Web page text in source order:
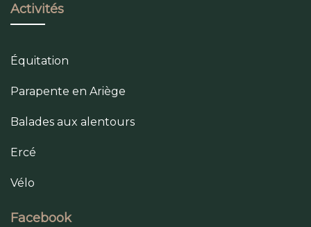
Activités
Équitation
Parapente en Ariège
Balades aux alentours
Ercé
Vélo
Facebook